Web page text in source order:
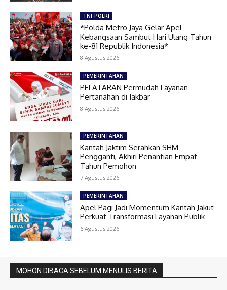
TNI-POLRI
*Polda Metro Jaya Gelar Apel
Kebangsaan Sambut Hari Ulang Tahun
ke-81 Republik Indonesia*
8 Agustus 2026
PEMERINTAHAN
PELATARAN Permudah Layanan
Pertanahan di Jakbar
8 Agustus 2026
PEMERINTAHAN
Kantah Jaktim Serahkan SHM
Pengganti, Akhiri Penantian Empat
Tahun Pemohon
7 Agustus 2026
PEMERINTAHAN
Apel Pagi Jadi Momentum Kantah Jakut
Perkuat Transformasi Layanan Publik
6 Agustus 2026
MOHON DIBACA SEBELUM MENULIS BERITA